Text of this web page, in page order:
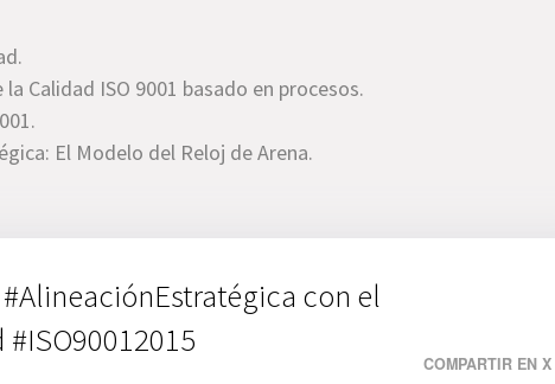
Calidad ISO 9001 basado en procesos.
El Modelo del Reloj de Arena.
con el
COMPARTIR EN X